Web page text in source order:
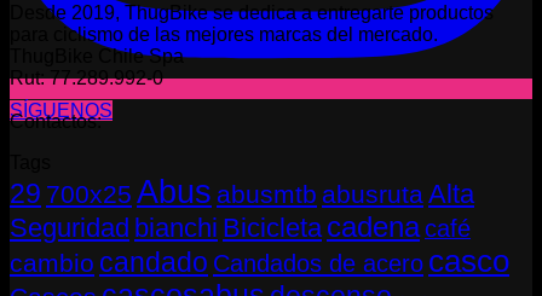
SÍGUENOS
Desde 2019, ThugBike se dedica a entregarte productos
para ciclismo de las mejores marcas del mercado.
ThugBike Chile Spa
Rut: 77.289.992-0
Contactos:
29 700x25 Abus abusmtb abusruta Alta
Seguridad bianchi Bicicleta cadenacafé
cambio candado Candados de acero casco